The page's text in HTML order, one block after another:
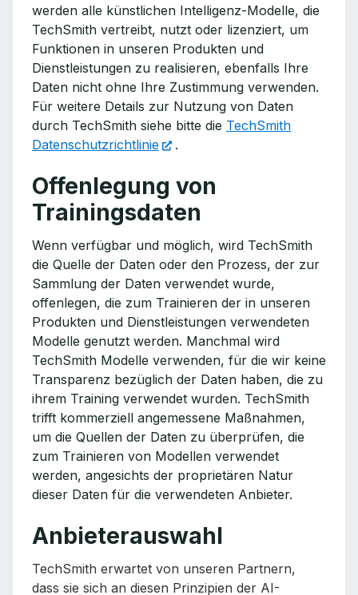
werden alle künstlichen Intelligenz-Modelle, die
TechSmith vertreibt, nutzt oder lizenziert, um
Funktionen in unseren Produkten und
Dienstleistungen zu realisieren, ebenfalls Ihre
Daten nicht ohne Ihre Zustimmung verwenden.
Für weitere Details zur Nutzung von Daten
durch TechSmith siehe bitte die TechSmith
Datenschutzrichtlinie
.
Offenlegung von
Trainingsdaten
Wenn verfügbar und möglich, wird TechSmith
die Quelle der Daten oder den Prozess, der zur
Sammlung der Daten verwendet wurde,
offenlegen, die zum Trainieren der in unseren
Produkten und Dienstleistungen verwendeten
Modelle genutzt werden. Manchmal wird
TechSmith Modelle verwenden, für die wir keine
Transparenz bezüglich der Daten haben, die zu
ihrem Training verwendet wurden. TechSmith
trifft kommerziell angemessene Maßnahmen,
um die Quellen der Daten zu überprüfen, die
zum Trainieren von Modellen verwendet
werden, angesichts der proprietären Natur
dieser Daten für die verwendeten Anbieter.
Anbieterauswahl
TechSmith erwartet von unseren Partnern,
dass sie sich an diesen Prinzipien der AI-